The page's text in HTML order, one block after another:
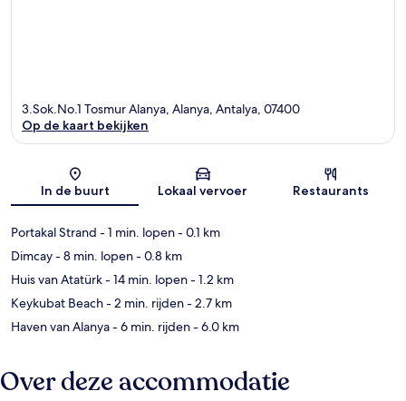
Kaart
3.Sok.No.1 Tosmur Alanya, Alanya, Antalya, 07400
Op de kaart bekijken
In de buurt Lokaal vervoer Restaurants
Portakal Strand - 1 min. lopen- 0.1 km
Dimcay- 8 min. lopen- 0.8 km
Huis van Atatürk- 14 min. lopen- 1.2 km
Keykubat Beach- 2 min. rijden- 2.7 km
Haven van Alanya- 6 min. rijden- 6.0 km
Over deze accommodatie